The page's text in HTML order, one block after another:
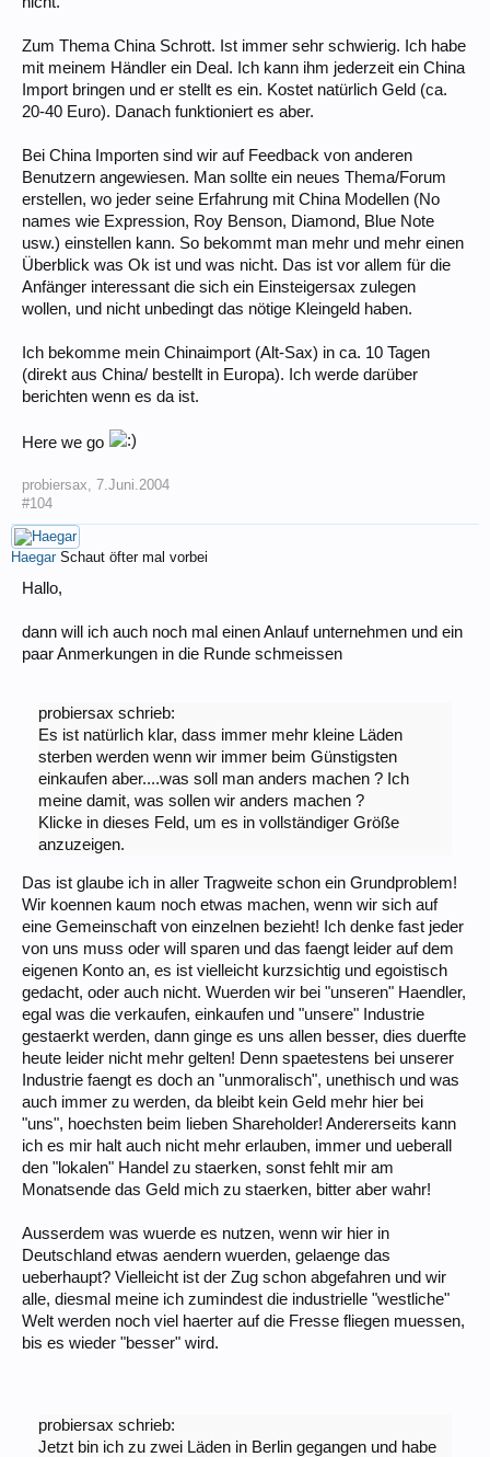
Zum Thema China Schrott. Ist immer sehr schwierig. Ich habe
mit meinem Händler ein Deal. Ich kann ihm jederzeit ein China
Import bringen und er stellt es ein. Kostet natürlich Geld (ca.
20-40 Euro). Danach funktioniert es aber.
Bei China Importen sind wir auf Feedback von anderen
Benutzern angewiesen. Man sollte ein neues Thema/Forum
erstellen, wo jeder seine Erfahrung mit China Modellen (No
names wie Expression, Roy Benson, Diamond, Blue Note
usw.) einstellen kann. So bekommt man mehr und mehr einen
Überblick was Ok ist und was nicht. Das ist vor allem für die
Anfänger interessant die sich ein Einsteigersax zulegen
wollen, und nicht unbedingt das nötige Kleingeld haben.
Ich bekomme mein Chinaimport (Alt-Sax) in ca. 10 Tagen
(direkt aus China/ bestellt in Europa). Ich werde darüber
berichten wenn es da ist.
Here we go
probiersax 7.Juni.2004
#104
Haegar Schaut öfter mal vorbei
Hallo,
dann will ich auch noch mal einen Anlauf unternehmen und ein
paar Anmerkungen in die Runde schmeissen
probiersax schrieb:
Es ist natürlich klar, dass immer mehr kleine Läden
sterben werden wenn wir immer beim Günstigsten
einkaufen aber....was soll man anders machen ? Ich
meine damit, was sollen wir anders machen ?
Klicke in dieses Feld, um es in vollständiger Größe
anzuzeigen.
Das ist glaube ich in aller Tragweite schon ein Grundproblem!
Wir koennen kaum noch etwas machen, wenn wir sich auf
eine Gemeinschaft von einzelnen bezieht! Ich denke fast jeder
von uns muss oder will sparen und das faengt leider auf dem
eigenen Konto an, es ist vielleicht kurzsichtig und egoistisch
gedacht, oder auch nicht. Wuerden wir bei "unseren" Haendler,
egal was die verkaufen, einkaufen und "unsere" Industrie
gestaerkt werden, dann ginge es uns allen besser, dies duerfte
heute leider nicht mehr gelten! Denn spaetestens bei unserer
Industrie faengt es doch an "unmoralisch", unethisch und was
auch immer zu werden, da bleibt kein Geld mehr hier bei
"uns", hoechsten beim lieben Shareholder! Andererseits kann
ich es mir halt auch nicht mehr erlauben, immer und ueberall
den "lokalen" Handel zu staerken, sonst fehlt mir am
Monatsende das Geld mich zu staerken, bitter aber wahr!
Ausserdem was wuerde es nutzen, wenn wir hier in
Deutschland etwas aendern wuerden, gelaenge das
ueberhaupt? Vielleicht ist der Zug schon abgefahren und wir
alle, diesmal meine ich zumindest die industrielle "westliche"
Welt werden noch viel haerter auf die Fresse fliegen muessen,
bis es wieder "besser" wird.
probiersax schrieb:
Jetzt bin ich zu zwei Läden in Berlin gegangen und habe